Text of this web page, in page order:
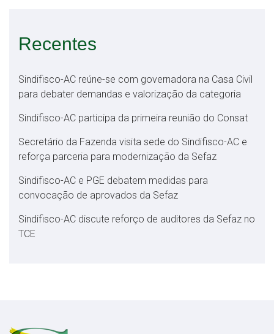
Recentes
Sindifisco-AC reúne-se com governadora na Casa Civil
para debater demandas e valorização da categoria
Sindifisco-AC participa da primeira reunião do Consat
Secretário da Fazenda visita sede do Sindifisco-AC e
reforça parceria para modernização da Sefaz
Sindifisco-AC e PGE debatem medidas para
convocação de aprovados da Sefaz
Sindifisco-AC discute reforço de auditores da Sefaz no
TCE